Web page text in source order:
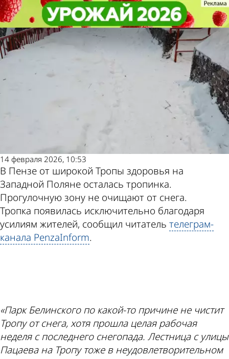
В Пензе Тропа здоровья
превратилась в тропинку
Глас народа
14 февраля 2026, 10:53
В Пензе от широкой Тропы здоровья на
Западной Поляне осталась тропинка.
Прогулочную зону не очищают от снега.
Тропка появилась исключительно благодаря
усилиям жителей, сообщил читатель телеграм-
канала PenzaInform.
«Парк Белинского по какой-то причине не чистит
Тропу от снега, хотя прошла целая рабочая
неделя с последнего снегопада. Лестница с улицы
Пацаева на Тропу тоже в неудовлетворительном
В Пензе Тропа здоровья
превратилась в тропинку
Глас народа
Другие новости
по теме
Погода и курсы
валют в Пензе